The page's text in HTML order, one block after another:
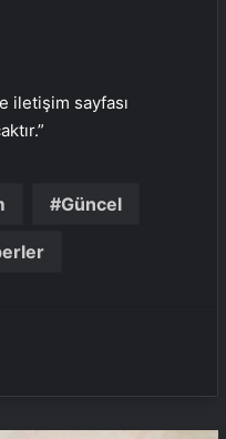
iletişim sayfası
Güncel
tutundu